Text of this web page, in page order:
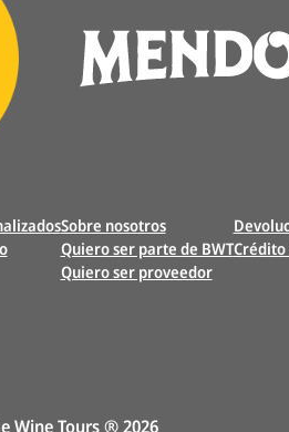
Sobre nosotros
Quiero ser parte de BWT
Quiero ser proveedor
Crédito
Wine Tours ® 2026